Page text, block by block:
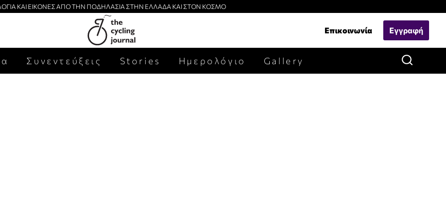
ΚΑΙ ΕΙΚΟΝΕΣ ΑΠΟ ΤΗΝ ΠΟΔΗΛΑΣΙΑ ΣΤΗΝ ΕΛΛΑΔΑ ΚΑΙ ΣΤΟΝ ΚΟΣΜΟ
Επικοινωνία Εγγραφή
Συνεντεύξεις Stories Ημερολόγιο Gallery